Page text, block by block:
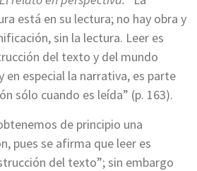
está en su lectura; no hay obra y
sin la lectura. Leer es
del texto y del mundo
en especial la narrativa, es parte
sólo cuando es leída” (p. 163).
de principio una
pues se afirma que leer es
del texto”; sin embargo